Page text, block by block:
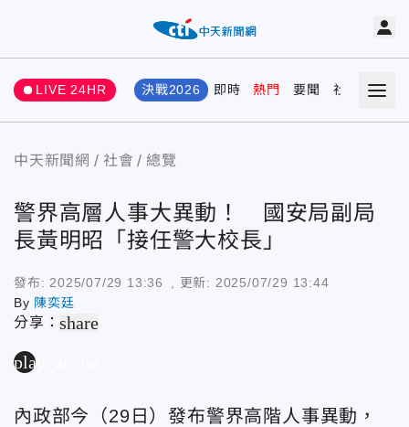
LIVE 24HR 決戰2026 即時 熱門 要聞 社會 娛樂
中天新聞網 社會 總覽
警界高層人事大異動！ 國安局副局
長黃明昭「接任警大校長」
發布: 2025/07/29 13:36 , 更新: 2025/07/29 13:44
By 陳奕廷
分享：share
play_arrow
內政部今（29日）發布警界高階人事異動，